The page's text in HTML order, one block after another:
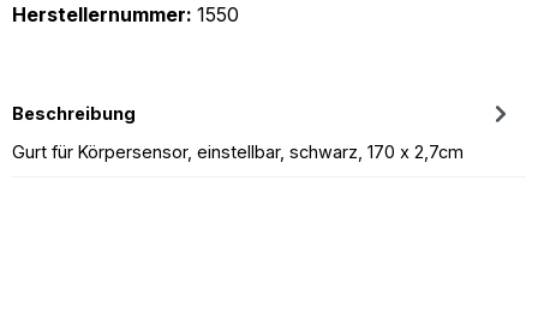
Herstellernummer: 1550
Beschreibung
Gurt für Körpersensor, einstellbar, schwarz, 170 x 2,7cm